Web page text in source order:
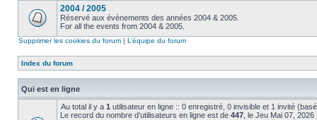
2004 / 2005
Réservé aux évènements des années 2004 & 2005.
For all the events from 2004 & 2005.
Supprimer les cookies du forum | L’équipe du forum
Index du forum
Qui est en ligne
Au total il y a 1 utilisateur en ligne :: 0 enregistré, 0 invisible et 1 invité
Le record du nombre d’utilisateurs en ligne est de 447 , le Jeu Mai 07, 2026